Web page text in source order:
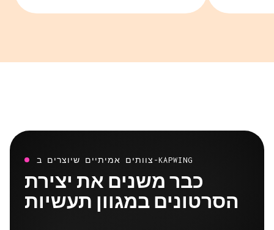
צוותים אמיתיים שיוצרים ב-KAPWING
כבר משנים את יצירת
הסרטונים במגוון תעשיות